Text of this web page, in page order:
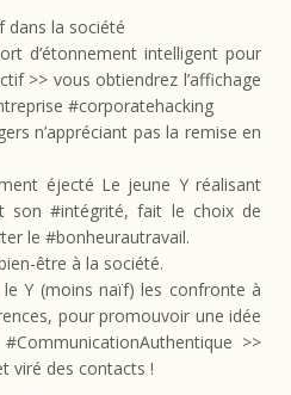
dans la société
d’étonnement intelligent pour
>> vous obtiendrez l’affichage
#corporatehacking
n’appréciant pas la remise en
éjecté Le jeune Y réalisant
son #intégrité, fait le choix de
le #bonheurautravail.
être à la société.
Y (moins naïf) les confronte à
pour promouvoir une idée
>>
viré des contacts !